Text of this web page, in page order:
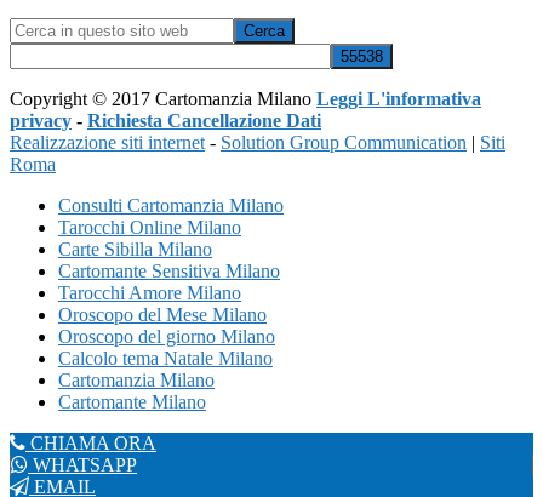
Cerca
in
questo
sito
web
Copyright © 2017 Cartomanzia Milano Leggi L'informativa
privacy - Richiesta Cancellazione Dati
Realizzazione siti internet - Solution Group Communication | Siti
Roma
Consulti Cartomanzia Milano
Tarocchi Online Milano
Carte Sibilla Milano
Cartomante Sensitiva Milano
Tarocchi Amore Milano
Oroscopo del Mese Milano
Oroscopo del giorno Milano
Calcolo tema Natale Milano
Cartomanzia Milano
Cartomante Milano
CHIAMA ORA
WHATSAPP
EMAIL